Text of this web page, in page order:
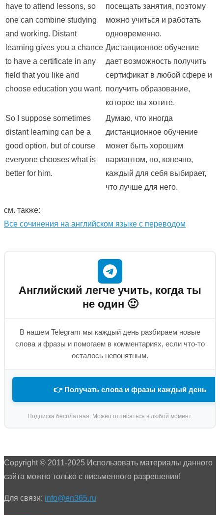
have to attend lessons, so
one can combine studying
and working. Distant
learning gives you a chance
to have a certificate in any
field that you like and
choose education you want.
посещать занятия, поэтому
можно учиться и работать
одновременно.
Дистанционное обучение
дает возможность получить
сертификат в любой сфере и
получить образование,
которое вы хотите.
So I suppose sometimes
distant learning can be a
good option, but of course
everyone chooses what is
better for him.
Думаю, что иногда
дистанционное обучение
может быть хорошим
вариантом, но, конечно,
каждый для себя выбирает,
что лучше для него.
см. также:
Все сочинения на английском языке с переводом
Английский легче учить, когда ты
не один 🙂
В нашем Telegram мы каждый день разбираем новые
слова и фразы и помогаем в комментариях, если что-то
осталось непонятным.
👉 Получать слова и фразы каждый день
Подписка бесплатная. Можно отписаться в любой момент.
Copyright © 2011-2025 Использовать материалы данного
сайта можно только с письменного разрешения!
Для связи: info@en365.ru